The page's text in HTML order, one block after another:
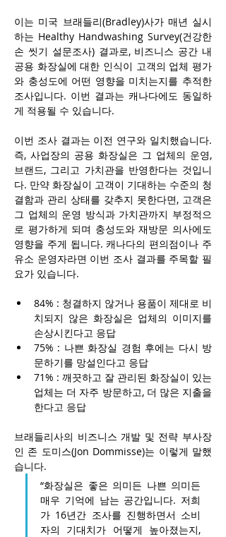
이는 미국 브래들리(Bradley)사가 매년 실시
하는 Healthy Handwashing Survey(건강한
손 씻기 설문조사) 결과로, 비즈니스 공간 내
공용 화장실에 대한 인식이 고객의 업체 평가
와 충성도에 어떤 영향을 미치는지를 추적한
조사입니다. 이번 결과는 캐나다에도 동일하
게 적용될 수 있습니다.
이번 조사 결과는 이전 연구와 일치했습니다.
즉, 사업장의 공용 화장실은 그 업체의 운영,
브랜드, 그리고 가치관을 반영한다는 것입니
다. 만약 화장실이 고객이 기대하는 수준의 청
결함과 관리 상태를 갖추지 못한다면, 고객은
그 업체의 운영 방식과 가치관까지 부정적으
로 평가하게 되며 충성도와 재방문 의사에도
영향을 주게 됩니다. 캐나다의 편의점이나 주
유소 운영자라면 이번 조사 결과를 주목할 필
요가 있습니다.
84% : 청결하지 않거나 용품이 제대로 비
치되지 않은 화장실은 업체의 이미지를
손상시킨다고 응답
75% : 나쁜 화장실 경험 후에는 다시 방
문하기를 망설인다고 응답
71% : 깨끗하고 잘 관리된 화장실이 있는
업체는 더 자주 방문하고, 더 많은 지출을
한다고 응답
브래들리사의 비즈니스 개발 및 전략 부사장
인 존 도미스(Jon Dommisse)는 이렇게 말했
습니다.
“화장실은 좋은 의미든 나쁜 의미든
매우 기억에 남는 공간입니다. 저희
가 16년간 조사를 진행하면서 소비
자의 기대치가 어떻게 높아졌는지,